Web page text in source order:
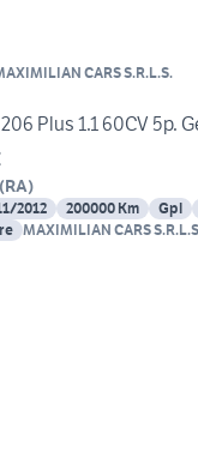
CARS S.R.L.S.
Plus 1.1 60CV 5p.
(RA)
2012 200000 Km Gpl
MAXIMILIAN CARS